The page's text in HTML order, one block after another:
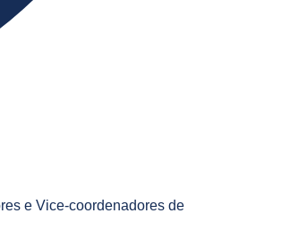
e Vice-coordenadores de